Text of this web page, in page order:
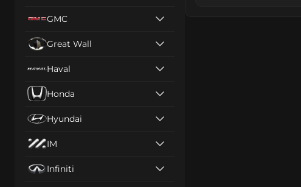
GMC
Great Wall
Haval
Honda
Hyundai
IM
Infiniti